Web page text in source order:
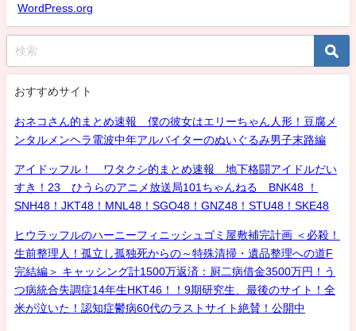
WordPress.org
おすすめサイト
おネコさん的まとめ速報 僕の彼女はエリーちゃん人形！豆腐メ
ンタルメンヘラ電波中年アルバイターのぬいぐるみ男子末路編
アイドッフル！ ワタクシ的まとめ速報 地下格闘アイドルだい
すき！23 ひうらのアニメ放送局101ちゃんねる BNK48 ！
SNH48！JKT48！MNL48！SGO48！GNZ48！STU48！SKE48
ヒウラッフルのハーニーフィニッシュゴミ屋敷補完計画 ＜必殺！
生前整理人！孤立し孤独死からの～特殊清掃・遺品整理への道F
完結編＞ キャッシング計1500万返済：厨二病借金3500万円！う
つ病統合失調症14年生HKT46！！9期研究生、最後のサイト！全
米が泣いた！認知症鬱病60代のラストサイト絶賛！公開中